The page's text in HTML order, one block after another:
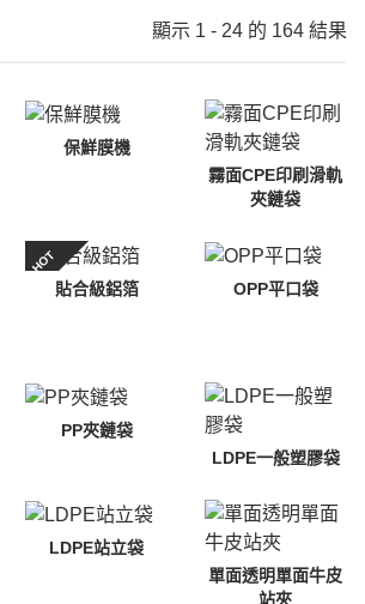
顯示 1 - 24 的 164 結果
保鮮膜機
霧面CPE印刷滑軌
夾鏈袋
HOT
貼合級鋁箔 OPP平口袋
PP夾鏈袋
LDPE一般塑膠袋
LDPE站立袋
單面透明單面牛皮
站夾